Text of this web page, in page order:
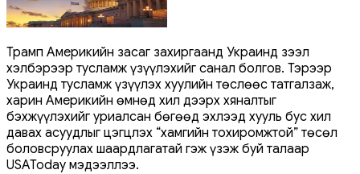
Трамп Америкийн засаг захиргаанд Украинд зээл
хэлбэрээр тусламж үзүүлэхийг санал болгов. Тэрээр
Украинд тусламж үзүүлэх хуулийн төслөөс татгалзаж,
харин Америкийн өмнөд хил дээрх хяналтыг
бэхжүүлэхийг уриалсан бөгөөд эхлээд хууль бус хил
давах асуудлыг цэгцлэх “хамгийн тохиромжтой” төсөл
боловсруулах шаардлагатай гэж үзэж буй талаар
USAToday мэдээллээ.